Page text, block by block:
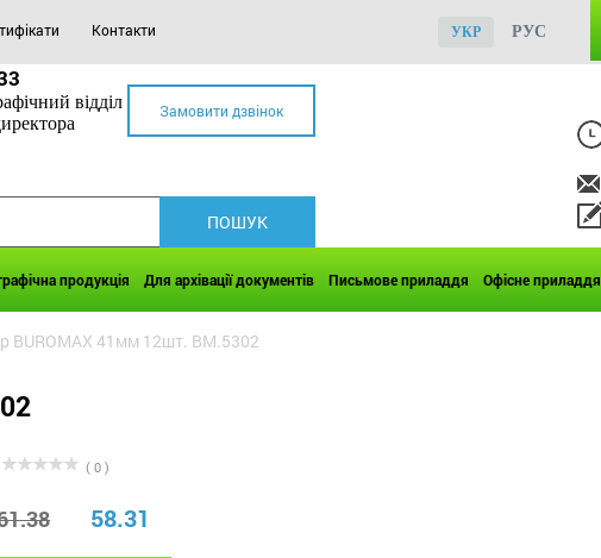
Контакти УКР РУС
відділ
Замовити дзвінок
продукція Для архівації документів Письмове приладдя Офісне приладдя
BUROMAX 41мм 12шт. BM.5302
( 0 )
58.31